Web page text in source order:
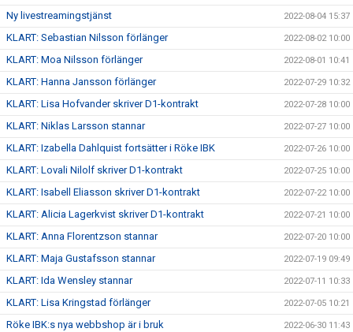
Ny livestreamingstjänst 2022-08-04 15:37
KLART: Sebastian Nilsson förlänger 2022-08-02 10:00
KLART: Moa Nilsson förlänger 2022-08-01 10:41
KLART: Hanna Jansson förlänger 2022-07-29 10:32
KLART: Lisa Hofvander skriver D1-kontrakt 2022-07-28 10:00
KLART: Niklas Larsson stannar 2022-07-27 10:00
KLART: Izabella Dahlquist fortsätter i Röke IBK 2022-07-26 10:00
KLART: Lovali Nilolf skriver D1-kontrakt 2022-07-25 10:00
KLART: Isabell Eliasson skriver D1-kontrakt 2022-07-22 10:00
KLART: Alicia Lagerkvist skriver D1-kontrakt 2022-07-21 10:00
KLART: Anna Florentzson stannar 2022-07-20 10:00
KLART: Maja Gustafsson stannar 2022-07-19 09:49
KLART: Ida Wensley stannar 2022-07-11 10:33
KLART: Lisa Kringstad förlänger 2022-07-05 10:21
Röke IBK:s nya webbshop är i bruk 2022-06-30 11:43